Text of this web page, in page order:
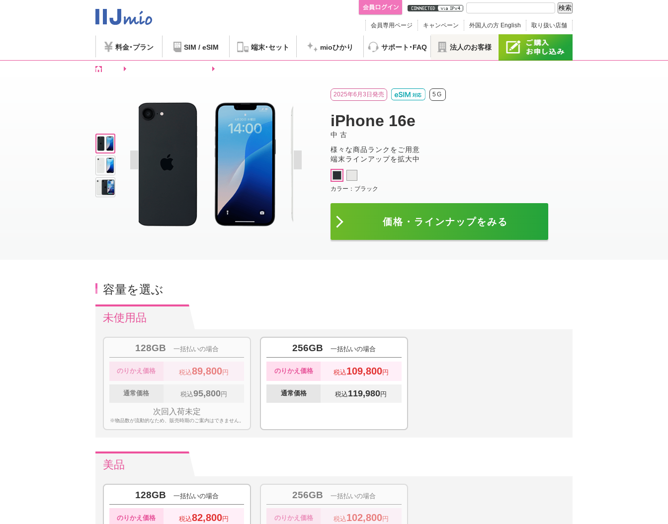
会員専用ページ キャンペーン 外国人の方 English 取り扱い店舗
料金 プラン SIM / eSIM 端末 セット mioひかり サポート FAQ 法人のお客様
2025年6月3日発売 5G
iPhone 16e
中古
様々な商品ランクをご用意
端末ラインアップを拡大中
カラー： ブラック
価格・ラインナップをみる
容量を選ぶ
未使用品
128GB 一括払いの場合
のりかえ価格 税込89,800円
通常価格 税込95,800円
次回入荷未定
※物品数が流動的なため、販売時期のご案内はできません。
256GB 一括払いの場合
のりかえ価格 税込109,800円
通常価格 税込119,980円
美品
128GB 一括払いの場合
のりかえ価格 税込82,800円
256GB 一括払いの場合
のりかえ価格 税込102,800円